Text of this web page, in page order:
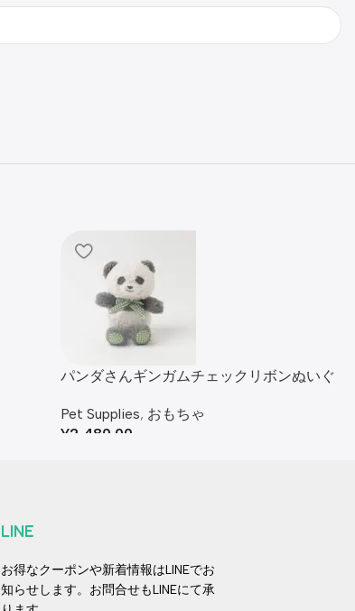
パンダさんギンガムチェックリボンぬいぐ
Pet Supplies, おもちゃ
¥2,480.00
LINE
お得なクーポンや新着情報はLINEでお
知らせします。お問合せもLINEにて承